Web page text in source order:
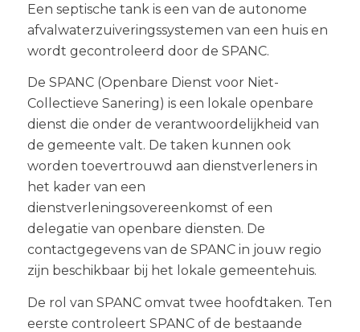
Een septische tank is een van de autonome
afvalwaterzuiveringssystemen van een huis en
wordt gecontroleerd door de SPANC.
De SPANC (Openbare Dienst voor Niet-
Collectieve Sanering) is een lokale openbare
dienst die onder de verantwoordelijkheid van
de gemeente valt. De taken kunnen ook
worden toevertrouwd aan dienstverleners in
het kader van een
dienstverleningsovereenkomst of een
delegatie van openbare diensten. De
contactgegevens van de SPANC in jouw regio
zijn beschikbaar bij het lokale gemeentehuis.
De rol van SPANC omvat twee hoofdtaken. Ten
eerste controleert SPANC of de bestaande